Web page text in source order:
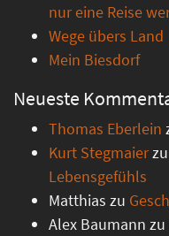
nur eine Reise
Wege übers Land
Mein Biesdorf
Neueste
Thomas Eberlein
Kurt Stegmaierzu
Lebensgefühls
Matthias zu
Alex Baumann zu